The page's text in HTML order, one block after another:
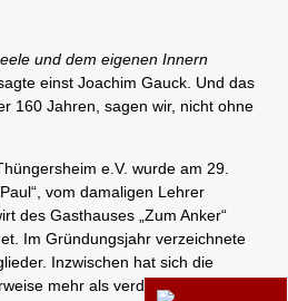
und dem eigenen Innern
sagte einst Joachim Gauck. Und das
160 Jahren, sagen wir, nicht ohne
e.V. wurde am 29.
vom damaligen Lehrer
des Gasthauses „Zum Anker“
Im Gründungsjahr verzeichnete
Inzwischen hat sich die
mehr als verdoppelt. So gibt